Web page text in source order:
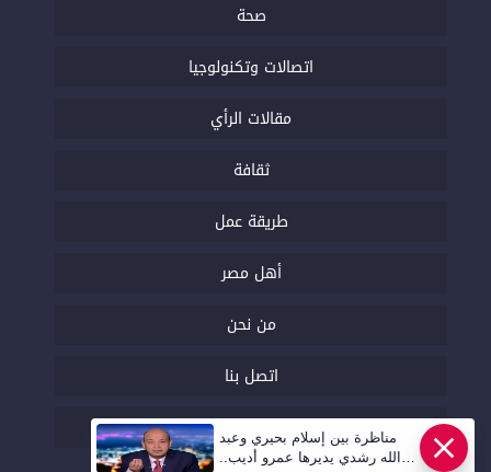
صحة
اتصالات وتكنولوجيا
مقالات الرأي
ثقافة
طريقة عمل
أهل مصر
من نحن
اتصل بنا
السياسة التحريرية
مناظرة بين إسلام بحيري وعبد
الله رشدي يديرها عمرو أديب..